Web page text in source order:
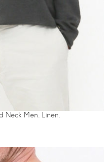
Neck Men. Linen.